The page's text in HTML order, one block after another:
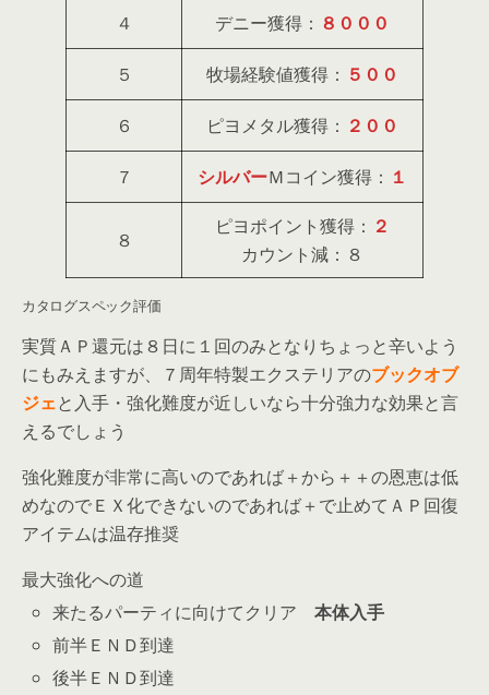
４ デニー獲得： ８０００
５ 牧場経験値獲得： ５００
６ ピヨメタル獲得： ２００
７ シルバーＭコイン獲得： １
８
ピヨポイント獲得： ２
カウント減：８
カタログスペック評価
実質ＡＰ還元は８日に１回のみとなりちょっと辛いよう
にもみえますが、７周年特製エクステリアのブックオブ
ジェと入手・強化難度が近しいなら十分強力な効果と言
えるでしょう
強化難度が非常に高いのであれば＋から＋＋の恩恵は低
めなのでＥＸ化できないのであれば＋で止めてＡＰ回復
アイテムは温存推奨
最大強化への道
来たるパーティに向けてクリア本体入手
前半ＥＮＤ到達
後半ＥＮＤ到達